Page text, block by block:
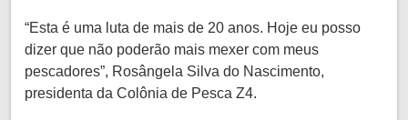
“Esta é uma luta de mais de 20 anos. Hoje eu posso
dizer que não poderão mais mexer com meus
pescadores”, Rosângela Silva do Nascimento,
presidenta da Colônia de Pesca Z4.